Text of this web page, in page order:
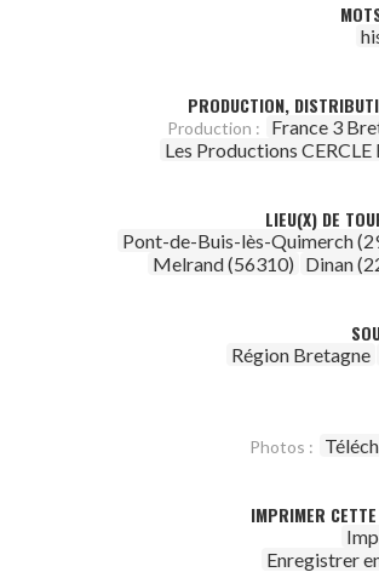
PRODUCTION,
Production :
France 3
Les Productions CERCLE
LIEU(X) DE
Pont-de-Buis-lès-Quimerch
Melrand (56310) Dinan
Région Bretagne
Photos :
IMPRIMER
Enregistrer